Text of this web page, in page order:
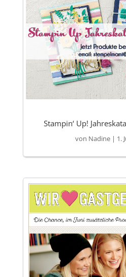
Stampin‘ Up!
von Nadine | 1.